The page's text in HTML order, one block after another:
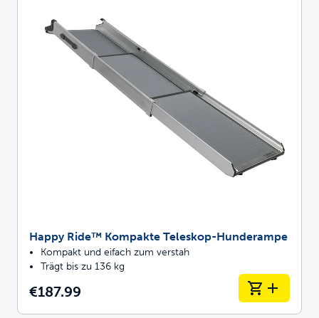
Happy Ride™ Kompakte Teleskop-Hunderampe
Kompakt und eifach zum verstah
Trägt bis zu 136 kg
€187.99